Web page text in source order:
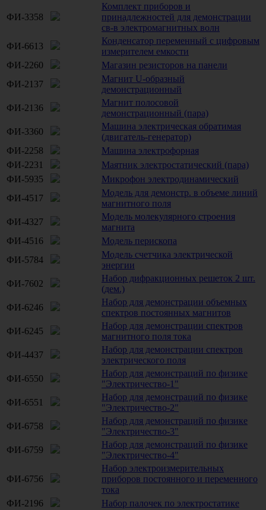
ФИ-3358
Комплект приборов и
принадлежностей для демонстрации
св-в электромагнитных волн
ФИ-6613
Конденсатор переменный с цифровым
измерителем емкости
ФИ-2260
Магазин резисторов на панели
ФИ-2137
Магнит U-образный
демонстрационный
ФИ-2136
Магнит полосовой
демонстрационный (пара)
ФИ-3360
Машина электрическая обратимая
(двигатель-генератор)
ФИ-2258
Машина электрофорная
ФИ-2231
Маятник электростатический (пара)
ФИ-5935
Микрофон электродинамический
ФИ-4517
Модель для демонстр. в объеме линий
магнитного поля
ФИ-4327
Модель молекулярного строения
магнита
ФИ-4516
Модель перископа
ФИ-5784
Модель счетчика электрической
энергии
ФИ-7602
Набор дифракционных решеток 2 шт.
(дем.)
ФИ-6246
Набор для демонстрации объемных
спектров постоянных магнитов
ФИ-6245
Набор для демонстрации спектров
магнитного поля тока
ФИ-4437
Набор для демонстрации спектров
электрического поля
ФИ-6550
Набор для демонстраций по физике
"Электричество-1"
ФИ-6551
Набор для демонстраций по физике
"Электричество-2"
ФИ-6758
Набор для демонстраций по физике
"Электричество-3"
ФИ-6759
Набор для демонстраций по физике
"Электричество-4"
ФИ-6756
Набор электроизмерительных
приборов постоянного и переменного
тока
ФИ-2196
Набор палочек по электростатике